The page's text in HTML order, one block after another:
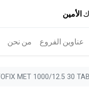
الأمين
عناوين الفروع من نحن
MET 1000/12.5 30